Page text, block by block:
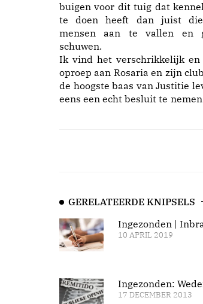
buigen voor dit tuig dat
te doen heeft dan juist die
mensen aan te vallen en
schuwen.
Ik vind het verschrikkelijk
oproep aan Rosaria en zijn
de hoogste baas van Justitie
eens een echt besluit te
GERELATEERDE KNIPSELS
Ingezonden |
10 APRIL 2019
Ingezonden:
17 DECEMBER 2013